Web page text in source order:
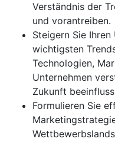
Verständnis der
und vorantreiben.
Steigern Sie
wichtigsten
Technologien,
Unternehmen
Zukunft
Formulieren Sie